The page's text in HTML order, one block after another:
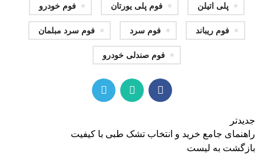
پلی اتیلن فوم پلی یورتان فوم خودرو
فوم ریباند فوم سرد فوم سرد مبلمان
فوم صندلی خودرو
جدیدتر
راهنمای جامع خرید و انتخاب تشک طبی با کیفیت
بازگشت به لیست